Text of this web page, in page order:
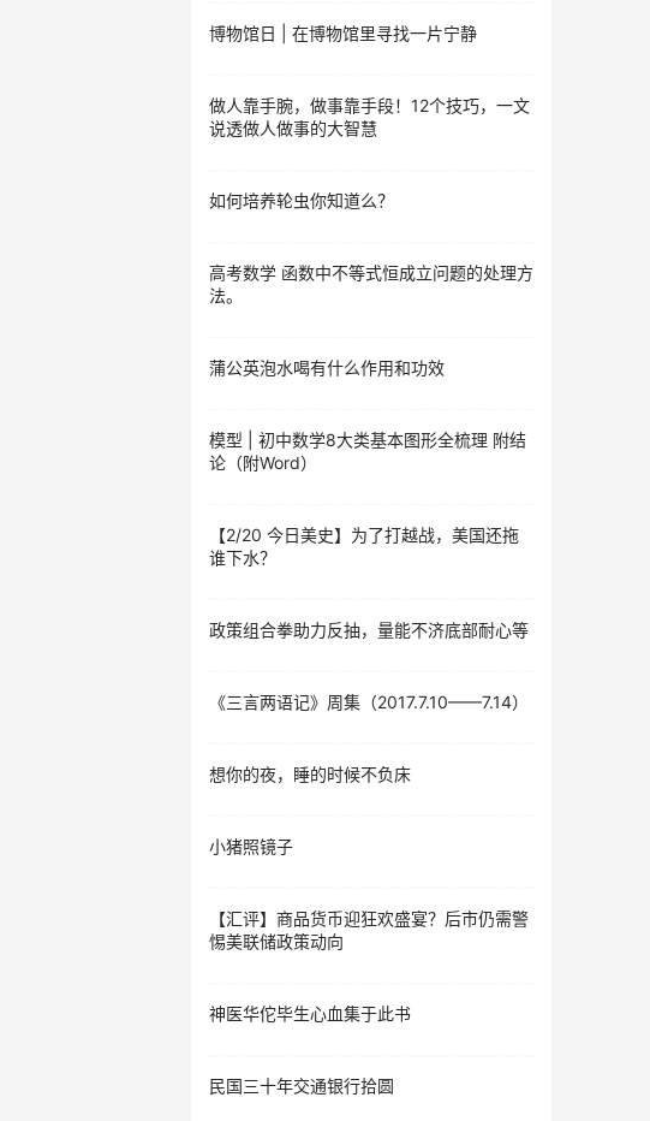
博物馆日 | 在博物馆里寻找一片宁静
做人靠手腕，做事靠手段！12个技巧，一文
说透做人做事的大智慧
如何培养轮虫你知道么？
高考数学 函数中不等式恒成立问题的处理方
法。
蒲公英泡水喝有什么作用和功效
模型 | 初中数学8大类基本图形全梳理 附结
论（附Word）
【2/20 今日美史】为了打越战，美国还拖
谁下水？
政策组合拳助力反抽，量能不济底部耐心等
《三言两语记》周集（2017.7.10——7.14）
想你的夜，睡的时候不负床
小猪照镜子
【汇评】商品货币迎狂欢盛宴？后市仍需警
惕美联储政策动向
神医华佗毕生心血集于此书
民国三十年交通银行拾圆